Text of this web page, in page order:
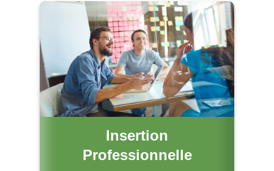
Insertion
Professionnelle